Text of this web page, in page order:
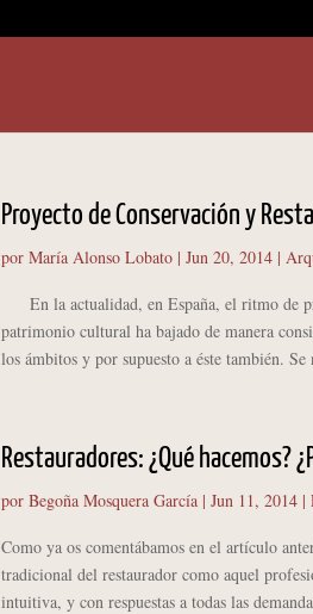
Proyecto de Conservación y
por María Alonso Lobato| Jun 20, 2014|
En la actualidad, en España, el ritmo de
patrimonio cultural ha bajado de manera
los ámbitos y por supuesto a éste también.
Restauradores: ¿Qué hacemos?
por Begoña Mosquera García| Jun 11, 2014|
Como ya os comentábamos en el artículo
tradicional del restaurador como aquel
intuitiva, y con respuestas a todas las